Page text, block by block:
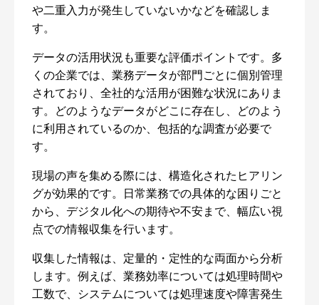
や二重入力が発生していないかなどを確認しま
す。
データの活用状況も重要な評価ポイントです。多
くの企業では、業務データが部門ごとに個別管理
されており、全社的な活用が困難な状況にありま
す。どのようなデータがどこに存在し、どのよう
に利用されているのか、包括的な調査が必要で
す。
現場の声を集める際には、構造化されたヒアリン
グが効果的です。日常業務での具体的な困りごと
から、デジタル化への期待や不安まで、幅広い視
点での情報収集を行います。
収集した情報は、定量的・定性的な両面から分析
します。例えば、業務効率については処理時間や
工数で、システムについては処理速度や障害発生